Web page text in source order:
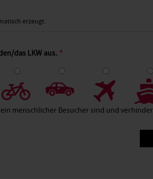
erzeugt.
das LKW aus.
6
menschlicher Besucher sind und